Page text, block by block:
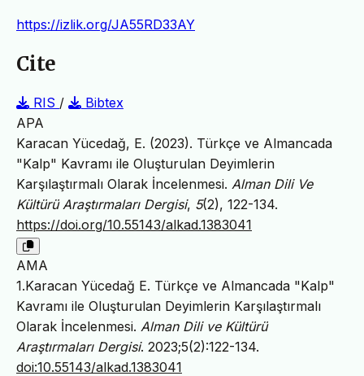
https://izlik.org/JA55RD33AY
Cite
RIS /
Bibtex
APA
Karacan Yücedağ, E. (2023). Türkçe ve Almancada
"Kalp" Kavramı ile Oluşturulan Deyimlerin
Karşılaştırmalı Olarak İncelenmesi. Alman Dili Ve
Kültürü Araştırmaları Dergisi, 5(2), 122-134.
https://doi.org/10.55143/alkad.1383041
AMA
1.Karacan Yücedağ E. Türkçe ve Almancada "Kalp"
Kavramı ile Oluşturulan Deyimlerin Karşılaştırmalı
Olarak İncelenmesi. Alman Dili ve Kültürü
Araştırmaları Dergisi. 2023;5(2):122-134.
doi:10.55143/alkad.1383041